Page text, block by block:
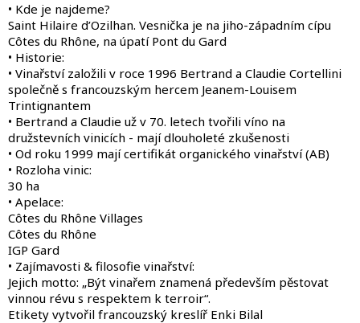
• Kde je najdeme?
Saint Hilaire d’Ozilhan. Vesnička je na jiho-západním cípu
Côtes du Rhône, na úpatí Pont du Gard
• Historie:
• Vinařství založili v roce 1996 Bertrand a Claudie Cortellini
společně s francouzským hercem Jeanem-Louisem
Trintignantem
• Bertrand a Claudie už v 70. letech tvořili víno na
družstevních vinicích - mají dlouholeté zkušenosti
• Od roku 1999 mají certifikát organického vinařství (AB)
• Rozloha vinic:
30 ha
• Apelace:
Côtes du Rhône Villages
Côtes du Rhône
IGP Gard
• Zajímavosti & filosofie vinařství:
Jejich motto: „Být vinařem znamená především pěstovat
vinnou révu s respektem k terroir“.
Etikety vytvořil francouzský kreslíř Enki Bilal